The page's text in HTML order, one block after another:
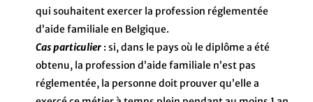
qui souhaitent exercer la profession réglementée
d’aide familiale en Belgique.
Cas particulier: si, dans le pays où le diplôme a été
obtenu, la profession d’aide familiale n’est pas
réglementée, la personne doit prouver qu’elle a